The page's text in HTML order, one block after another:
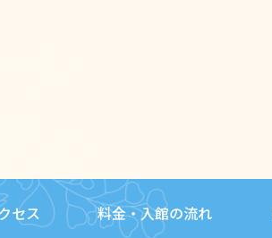
セス 料金・入館の流れ